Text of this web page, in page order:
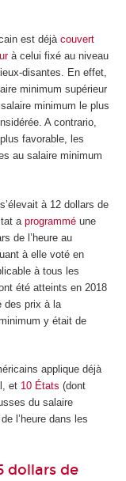
est déjà couvert
à celui fixé au niveau
disantes. En effet,
minimum supérieur
minimum le plus
A contrario,
favorable, les
au salaire minimum
à 12 dollars de
a programmé une
de l’heure au
à elle voté en
à tous les
été atteints en 2018
des prix à la
y était de
applique déjà
et 10 États (dont
du salaire
l’heure dans les
dollars de